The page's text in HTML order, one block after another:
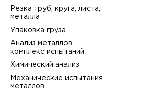
Резка труб, круга, листа,
металла
Упаковка груза
Анализ металлов,
комплекс испытаний
Химический анализ
Механические испытания
металлов